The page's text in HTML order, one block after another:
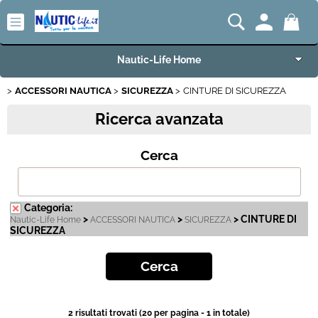
Nautic-Life Home
Accessori e Ricambi
Carrelli Porta Barca
Offerte del Mese
Convenzioni
ACCESSORI NAUTICA SICUREZZA CINTURE DI SICUREZZA
Ricerca avanzata
Cerca
Categoria:
Nautic-Life Home > ACCESSORI NAUTICA > SICUREZZA > CINTURE DI
SICUREZZA
2 risultati trovati (20 per pagina - 1 in totale)